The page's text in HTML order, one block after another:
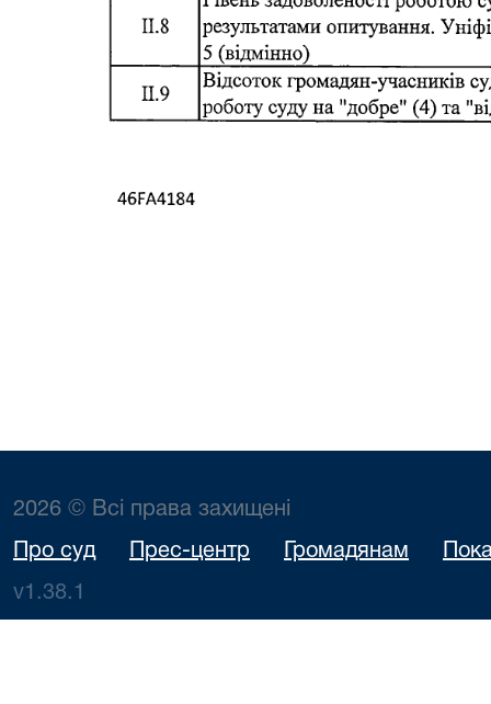
2026 © Всі права захищені
Про суд Прес-центр Громадянам
v1.38.1